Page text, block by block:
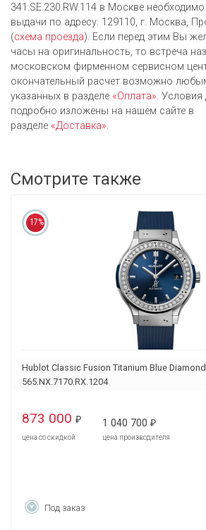
341.SE.230.RW.114 в Москве
выдачи по адресу: 129110, г. Москва,
(схема проезда). Если перед этим Вы
часы на оригинальность, то встреча
московском фирменном сервисном
окончательный расчет возможно
указанных в разделе «Оплата». Условия
подробно изложены на нашем сайте в
разделе «Доставка».
Смотрите также
17%
Hublot Classic Fusion Titanium Blue
565.NX.7170.RX.1204
873 000 ₽
цена со скидкой
1 040 700 ₽
цена производителя
Под заказ